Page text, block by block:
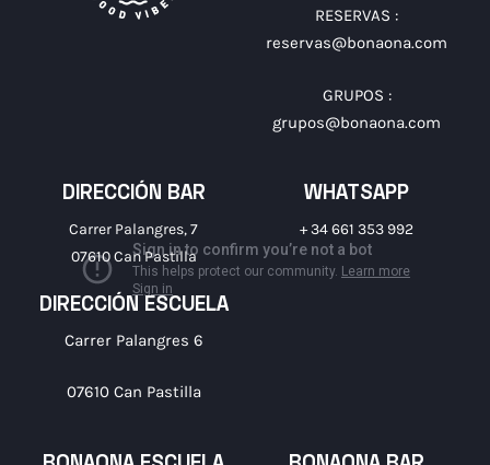
RESERVAS :
reservas@bonaona.com
GRUPOS :
grupos@bonaona.com
DIRECCIÓN BAR
Carrer Palangres, 7
07610 Can Pastilla
DIRECCIÓN ESCUELA
Carrer Palangres 6
07610 Can Pastilla
WHATSAPP
+ 34 661 353 992